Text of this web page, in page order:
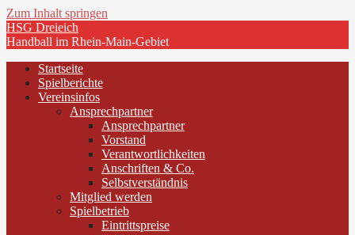
Zum Inhalt springen
HSG Dreieich
Handball im Rhein-Main-Gebiet
Startseite
Spielberichte
Vereinsinfos
Ansprechpartner
Ansprechpartner
Vorstand
Verantwortlichkeiten
Anschriften & Co.
Selbstverständnis
Mitglied werden
Spielbetrieb
Eintrittspreise